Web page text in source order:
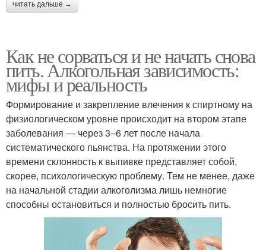
читать дальше →
Как не сорваться и не начать снова
пить. Алкогольная зависимость:
мифы и реальность
Формирование и закрепление влечения к спиртному на
физиологическом уровне происходит на втором этапе
заболевания — через 3–6 лет после начала
систематического пьянства. На протяжении этого
времени склонность к выпивке представляет собой,
скорее, психологическую проблему. Тем не менее, даже
на начальной стадии алкоголизма лишь немногие
способны остановиться и полностью бросить пить.